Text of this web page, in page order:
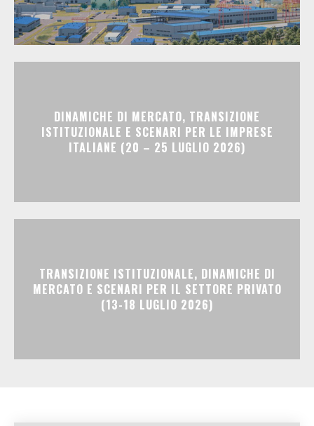
DINAMICHE DI MERCATO, TRANSIZIONE
ISTITUZIONALE E SCENARI PER LE IMPRESE
ITALIANE (20 – 25 LUGLIO 2026)
TRANSIZIONE ISTITUZIONALE, DINAMICHE DI
MERCATO E SCENARI PER IL SETTORE PRIVATO
(13-18 LUGLIO 2026)